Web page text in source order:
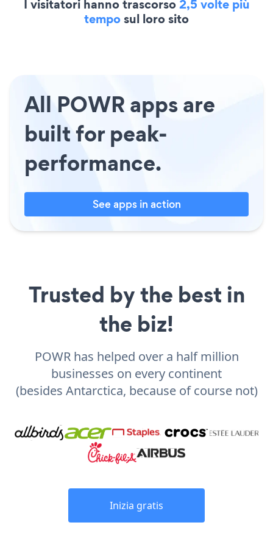
I visitatori hanno trascorso2,5 volte più
temposul loro sito
All POWR apps are
built for peak-
performance.
See apps in action
Trusted by the best in
the biz!
POWR has helped over a half million
businesses on every continent
(besides Antarctica, because of course not)
Inizia gratis